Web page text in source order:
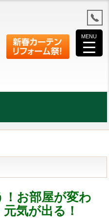
お部屋が変わ
気が出る！
MENU